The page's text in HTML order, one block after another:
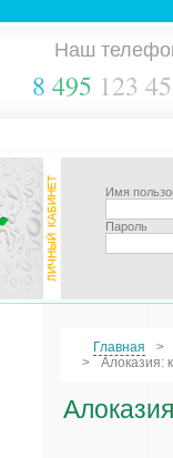
Наш
8 495 123
Имя
Пароль
Главная
Алоказия: